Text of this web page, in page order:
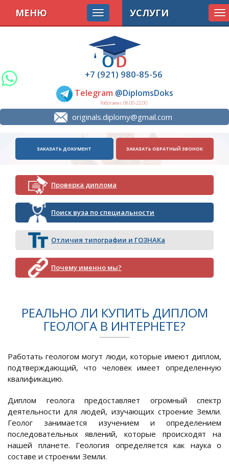
+7 (921) 980-85-56
Telegram @DiplomsDoks
Работаем с 08.00-22.00
originals.diplomy@gmail.com
МЕНЮ
ЗАКАЗАТЬ ДОКУМЕНТ ЗАКАЗАТЬ ОБРАТНЫЙ ЗВОНОК
Проверка диплома
Поиск вуза по специальности
Отличия типографии и ГОЗНАКа
Почему именно мы?
УСЛУГИ
РЕАЛЬНО ЛИ КУПИТЬ ДИПЛОМ
ГЕОЛОГА В ИНТЕРНЕТЕ?
Работать геологом могут люди, которые имеют диплом,
подтверждающий, что человек имеет определенную
квалификацию.
Диплом геолога предоставляет огромный спектр
деятельности для людей, изучающих строение Земли.
Геолог занимается изучением и определением
последовательных явлений, которые происходят на
нашей планете. Геология определяется как наука о
составе и строении Земли.